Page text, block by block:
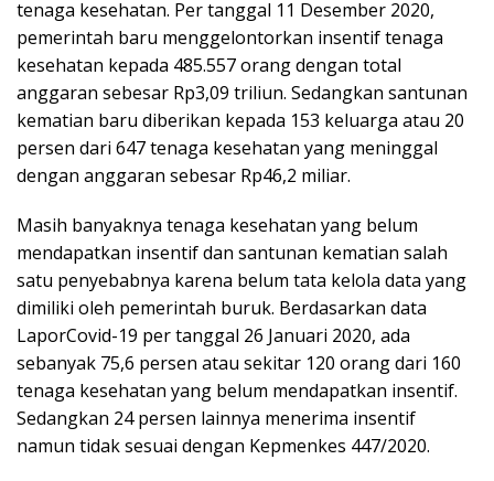
tenaga kesehatan. Per tanggal 11 Desember 2020,
pemerintah baru menggelontorkan insentif tenaga
kesehatan kepada 485.557 orang dengan total
anggaran sebesar Rp3,09 triliun. Sedangkan santunan
kematian baru diberikan kepada 153 keluarga atau 20
persen dari 647 tenaga kesehatan yang meninggal
dengan anggaran sebesar Rp46,2 miliar.
Masih banyaknya tenaga kesehatan yang belum
mendapatkan insentif dan santunan kematian salah
satu penyebabnya karena belum tata kelola data yang
dimiliki oleh pemerintah buruk. Berdasarkan data
LaporCovid-19 per tanggal 26 Januari 2020, ada
sebanyak 75,6 persen atau sekitar 120 orang dari 160
tenaga kesehatan yang belum mendapatkan insentif.
Sedangkan 24 persen lainnya menerima insentif
namun tidak sesuai dengan Kepmenkes 447/2020.